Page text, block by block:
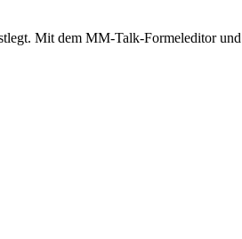
Mit dem MM-Talk-Formeleditor